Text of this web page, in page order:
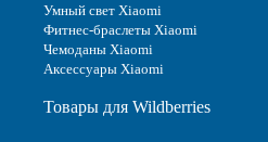
Умный свет Xiaomi
Фитнес-браслеты Xiaomi
Чемоданы Xiaomi
Аксессуары Xiaomi
Товары для Wildberries